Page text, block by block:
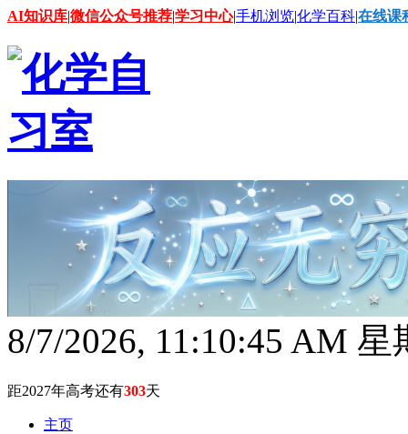
AI知识库|微信公众号推荐|学习中心|手机浏览|化学百科|在线课
8/7/2026, 11:10:46 AM 星
距2027年高考还有303天
主页